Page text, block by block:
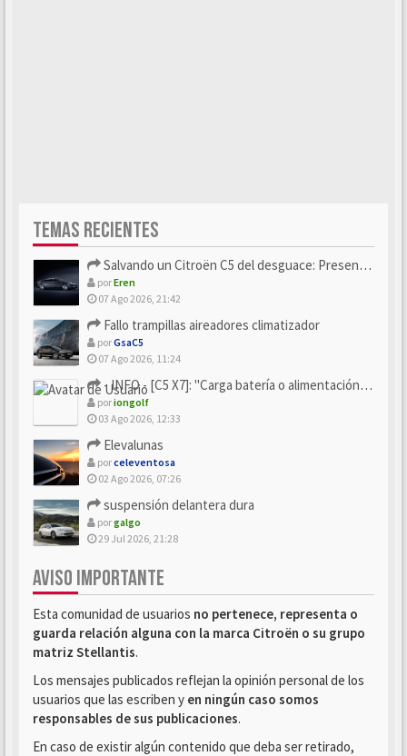
TEMAS RECIENTES
Salvando un Citroën C5 del desguace: Presentación y seguimiento
porEren
07 Ago 2026, 21:42
Fallo trampillas aireadores climatizador
porGsaC5
07 Ago 2026, 11:24
- INFO - [C5 X7]: "Carga batería o alimentación eléctri...
poriongolf
03 Ago 2026, 12:33
Elevalunas
porceleventosa
02 Ago 2026, 07:26
suspensión delantera dura
porgalgo
29 Jul 2026, 21:28
AVISO IMPORTANTE
Esta comunidad de usuarios no pertenece, representa o
guarda relación alguna con la marca Citroën o su grupo
matriz Stellantis.
Los mensajes publicados reflejan la opinión personal de los
usuarios que las escriben y en ningún caso somos
responsables de sus publicaciones.
En caso de existir algún contenido que deba ser retirado,